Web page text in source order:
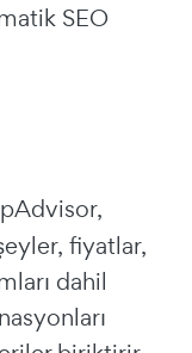
SEO
fiyatlar,
dahil